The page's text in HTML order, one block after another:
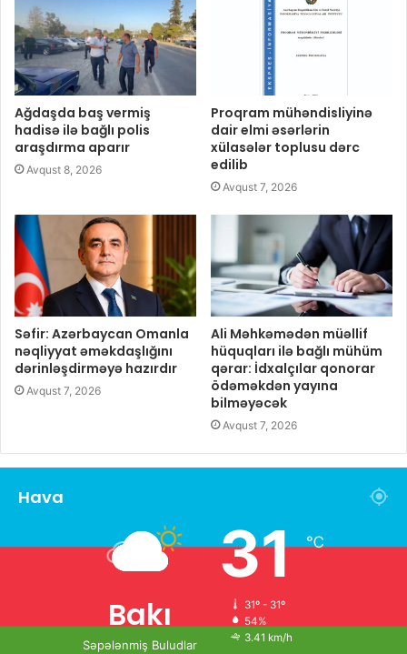
Ağdaşda baş vermiş
hadisə ilə bağlı polis
araşdırma aparır
Avqust 8, 2026
Proqram mühəndisliyinə
dair elmi əsərlərin
xülasələr toplusu dərc
edilib
Avqust 7, 2026
Səfir: Azərbaycan Omanla
nəqliyyat əməkdaşlığını
dərinləşdirməyə hazırdır
Avqust 7, 2026
Ali Məhkəmədən müəllif
hüquqları ilə bağlı mühüm
qərar: İdxalçılar qonorar
ödəməkdən yayına
bilməyəcək
Avqust 7, 2026
Hava
Bakı
Səpələnmiş Buludlar
31℃
31º - 31º
54%
3.41 km/h